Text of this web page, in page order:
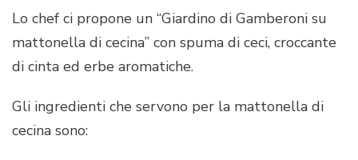
Lo chef ci propone un “Giardino di Gamberoni su
mattonella di cecina” con spuma di ceci, croccante
di cinta ed erbe aromatiche.
Gli ingredienti che servono per la mattonella di
cecina sono: